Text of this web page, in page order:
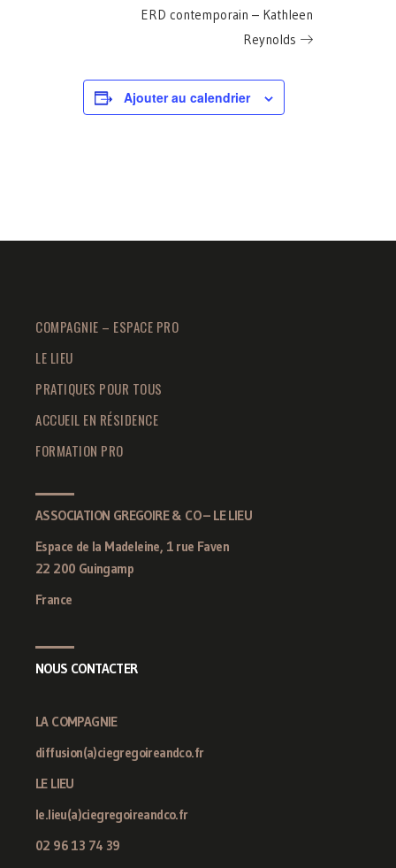
ERD contemporain – Kathleen
Reynolds
Ajouter au calendrier
COMPAGNIE – ESPACE PRO
LE LIEU
PRATIQUES POUR TOUS
ACCUEIL EN RÉSIDENCE
FORMATION PRO
ASSOCIATION GREGOIRE & CO – LE LIEU
Espace de la Madeleine, 1 rue Faven
22 200 Guingamp
France
NOUS CONTACTER
LA COMPAGNIE
diffusion(a)ciegregoireandco.fr
LE LIEU
le.lieu(a)ciegregoireandco.fr
02 96 13 74 39